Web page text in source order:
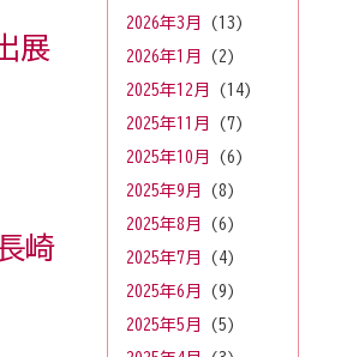
展
崎
2026年3月
(13)
2026年1月
(2)
2025年12月
(14)
2025年11月
(7)
2025年10月
(6)
2025年9月
(8)
2025年8月
(6)
2025年7月
(4)
2025年6月
(9)
2025年5月
(5)